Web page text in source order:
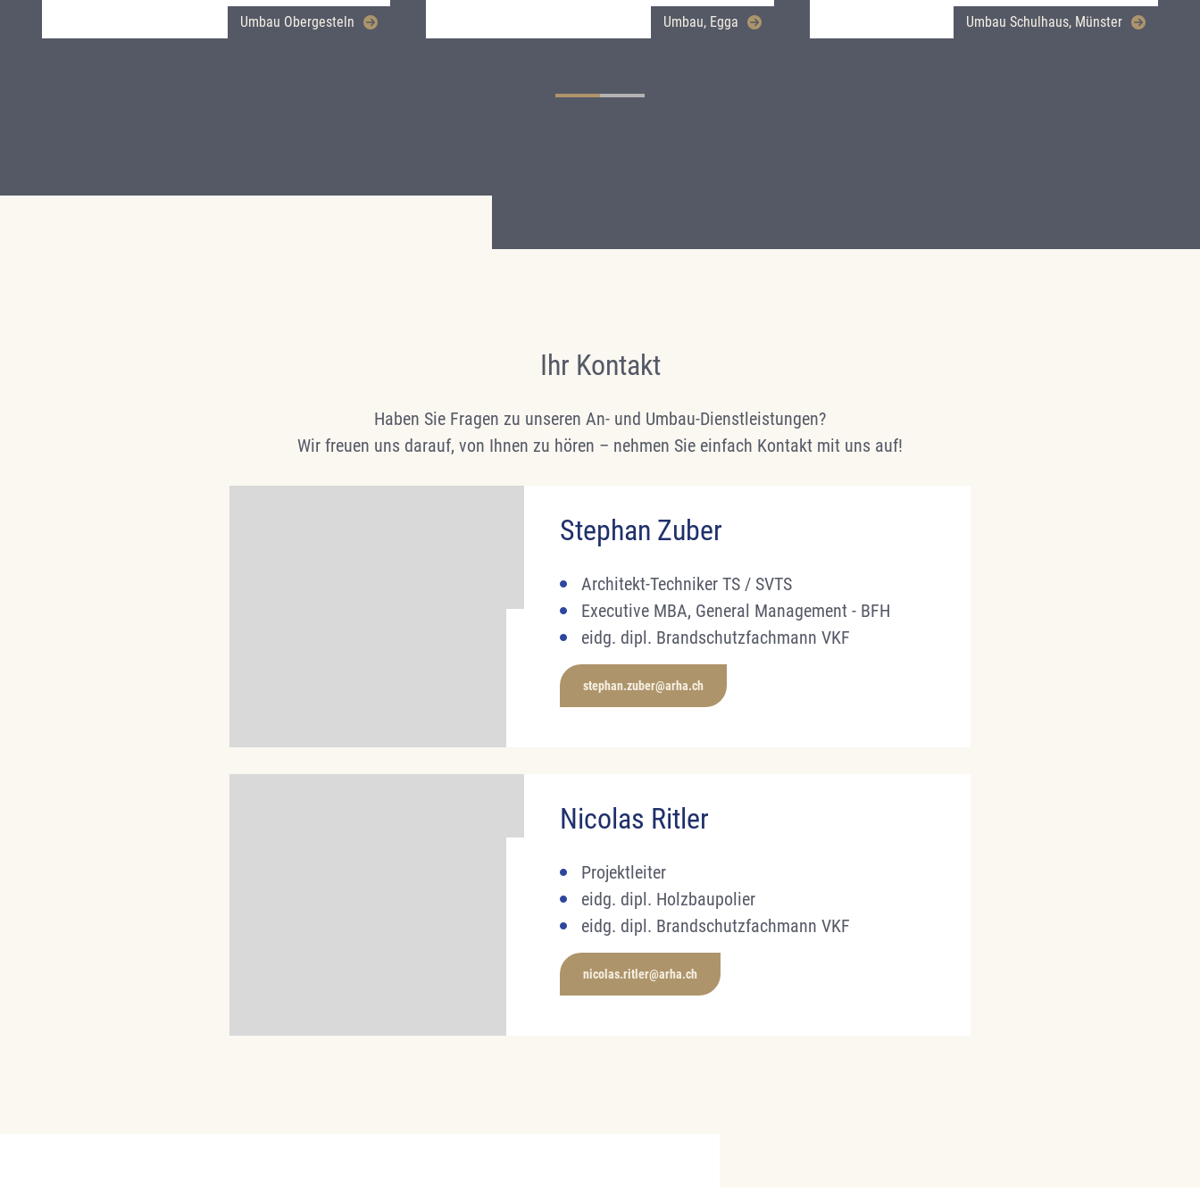
Umbau Obergesteln Umbau, Egga Umbau Schulhaus, Münster
Ihr Kontakt
Haben Sie Fragen zu unseren An- und Umbau-Dienstleistungen?
Wir freuen uns darauf, von Ihnen zu hören – nehmen Sie einfach Kontakt mit uns auf!
Stephan Zuber
Architekt-Techniker TS / SVTS
Executive MBA, General Management - BFH
eidg. dipl. Brandschutzfachmann VKF
stephan.zuber@arha.ch
Nicolas Ritler
Projektleiter
eidg. dipl. Holzbaupolier
eidg. dipl. Brandschutzfachmann VKF
nicolas.ritler@arha.ch